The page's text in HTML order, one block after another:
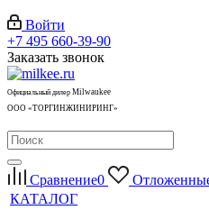
Войти
+7 495 660-39-90
Заказать звонок
Официальный дилер Milwaukee
ООО «ТОРГИНЖИНИРИНГ»
Сравнение0
КАТАЛОГ